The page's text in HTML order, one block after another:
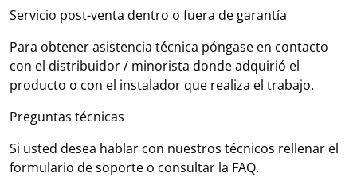
Servicio post-venta dentro o fuera de garantía
Para obtener asistencia técnica póngase en contacto
con el distribuidor / minorista donde adquirió el
producto o con el instalador que realiza el trabajo.
Preguntas técnicas
Si usted desea hablar con nuestros técnicos rellenar el
formulario de soporte o consultar la FAQ.